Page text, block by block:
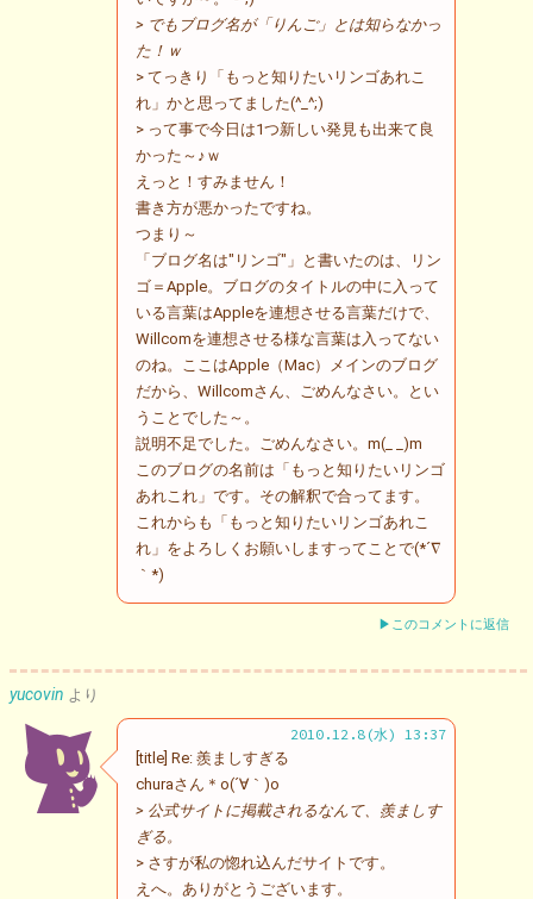
> でもブログ名が「りんご」とは知らなかっ
た！ｗ
> てっきり「もっと知りたいリンゴあれこ
れ」かと思ってました(^_^;)
> って事で今日は1つ新しい発見も出来て良
かった～♪ｗ
えっと！すみません！
書き方が悪かったですね。
つまり～
「ブログ名は"リンゴ"」と書いたのは、リン
ゴ＝Apple。ブログのタイトルの中に入って
いる言葉はAppleを連想させる言葉だけで、
Willcomを連想させる様な言葉は入ってない
のね。ここはApple（Mac）メインのブログ
だから、Willcomさん、ごめんなさい。とい
うことでした～。
説明不足でした。ごめんなさい。m(_ _)m
このブログの名前は「もっと知りたいリンゴ
あれこれ」です。その解釈で合ってます。
これからも「もっと知りたいリンゴあれこ
れ」をよろしくお願いしますってことで(*´∇
｀*)
▶このコメントに返信
yucovin より
2010.12.8(水) 13:37
[title] Re: 羨ましすぎる
churaさん＊o(´∀｀)o
> 公式サイトに掲載されるなんて、羨ましす
ぎる。
> さすが私の惚れ込んだサイトです。
えへ。ありがとうございます。